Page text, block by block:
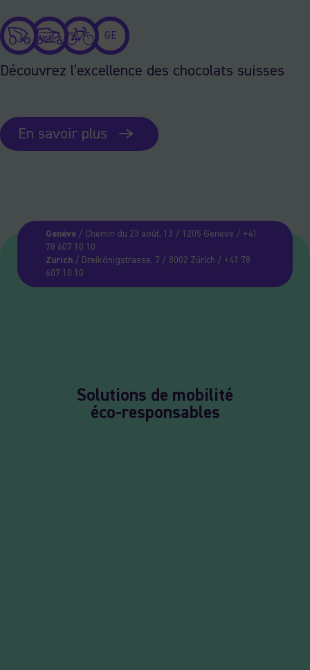
GE
Découvrez l’excellence des chocolats suisses
En savoir plus
Genève/ Chemin du 23 août, 13 / 1205 Genève / +41
78 607 10 10
Zurich/ Dreikönigstrasse, 7 / 8002 Zürich / +41 78
607 10 10
Solutions de mobilité
éco-responsables